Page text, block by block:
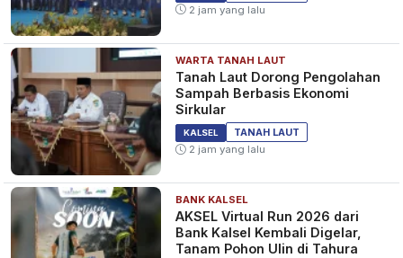
2 jam yang lalu
WARTA TANAH LAUT
Tanah Laut Dorong Pengolahan
Sampah Berbasis Ekonomi
Sirkular
KALSEL
TANAH LAUT
2 jam yang lalu
BANK KALSEL
AKSEL Virtual Run 2026 dari
Bank Kalsel Kembali Digelar,
Tanam Pohon Ulin di Tahura